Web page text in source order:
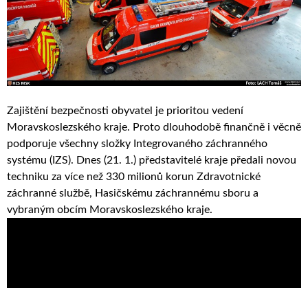
Zajištění bezpečnosti obyvatel je prioritou vedení
Moravskoslezského kraje. Proto dlouhodobě finančně i věcně
podporuje všechny složky Integrovaného záchranného
systému (IZS). Dnes (21. 1.) představitelé kraje předali novou
techniku za více než 330 milionů korun Zdravotnické
záchranné službě, Hasičskému záchrannému sboru a
vybraným obcím Moravskoslezského kraje.